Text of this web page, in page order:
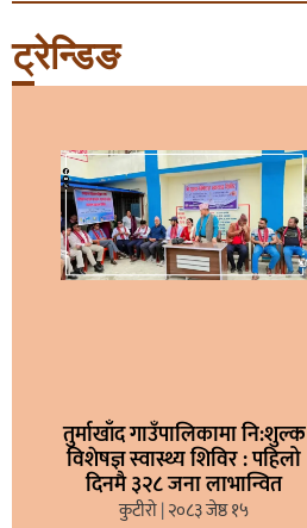
ट्रेन्डिङ
तुर्माखाँद गाउँपालिकामा नि:शुल्क
विशेषज्ञ स्वास्थ्य शिविर : पहिलो
दिनमै ३२८ जना लाभान्वित
कुटीरो २०८३ जेष्ठ १५